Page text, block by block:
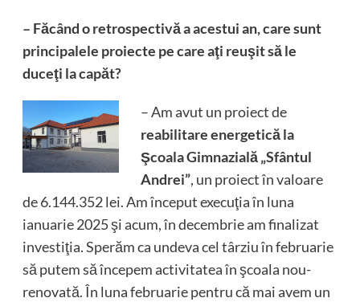
– Făcând o retrospectivă a acestui an, care sunt
principalele proiecte pe care aţi reuşit să le
duceţi la capăt?
– Am avut un proiect de
reabilitare energetică la
Şcoala Gimnazială „Sfântul
Andrei”, un proiect în valoare
de 6.144.352 lei. Am început execuţia în luna
ianuarie 2025 şi acum, în decembrie am finalizat
investiţia. Sperăm ca undeva cel târziu în februarie
să putem să începem activitatea în şcoala nou-
renovată. În luna februarie pentru că mai avem un